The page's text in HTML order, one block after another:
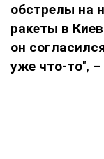
обстрелы на
ракеты в
он
уже что-то",